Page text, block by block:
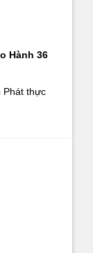
Hành 36
Phát thực